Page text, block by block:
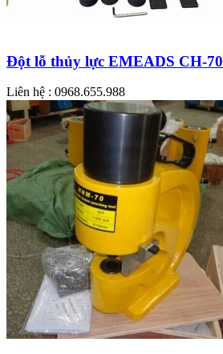
Đột lỗ thủy lực EMEADS CH-70
Liên hệ : 0968.655.988